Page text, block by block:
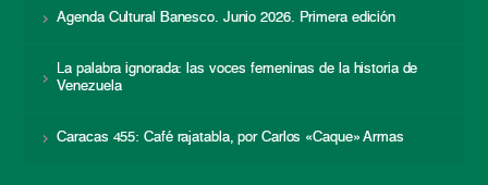
Agenda Cultural Banesco. Junio 2026. Primera edición
La palabra ignorada: las voces femeninas de la historia de
Venezuela
Caracas 455: Café rajatabla, por Carlos «Caque» Armas